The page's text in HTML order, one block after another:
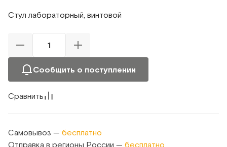
Стул лабораторный, винтовой
Сообщить о поступлении
Сравнить
Самовывоз — бесплатно
Отправка в регионы России — бесплатно